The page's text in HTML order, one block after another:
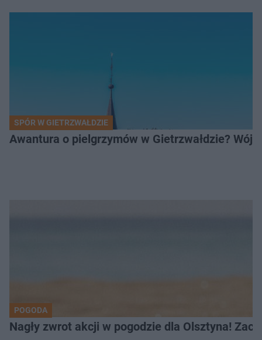
SPÓR W GIETRZWAŁDZIE
Awantura o pielgrzymów w Gietrzwałdzie? Wójt
POGODA
Nagły zwrot akcji w pogodzie dla Olsztyna!